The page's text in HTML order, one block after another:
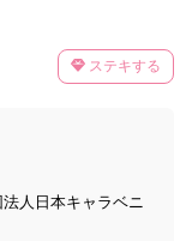
ステキする
人日本キャラベニ